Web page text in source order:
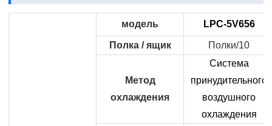
модель LPC-5V656
Полка / ящик Полки/10
Метод
охлаждения
Система
принудительного
воздушного
охлаждения